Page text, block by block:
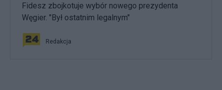
Fidesz zbojkotuje wybór nowego prezydenta
Węgier. "Był ostatnim legalnym"
Redakcja